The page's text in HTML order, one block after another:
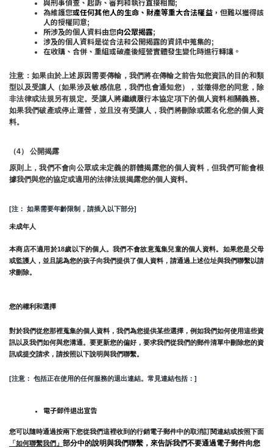
為維護您或任何其他人的生命、財產等重大合法權益，但難以獲得該
人的授權同意;
所涉及的個人資料由您向公眾揭露;
涉及的個人資料是從合法和公開揭露的資訊中蒐集的;
在收購、合併、重組或破產後經營實體發生變化時進行轉讓。
注意：如果由於上述原因需要傳輸，我們將在傳輸之前告知您資訊的目的和類
型以及受讓人（如果涉及敏感信息，我們也會通知您），並徵得您的同意，除
非法律或法規另有規定。受讓人將繼續履行本協定項下的個人資料相關義務。
如果我們破產或停止運營，並且沒有受讓人，我們將刪除或匿名化您的個人資
料。
（4） 公開揭露
原則上，我們不會向公眾或未定義的群體揭露您的個人資料，但我們可能會根
據我們與您的協定或適用的法律法規揭露您的個人資料。
[注： 如果需要年齡限制，請插入以下部分]
未成年人
本商店不適用於18歲以下的個人。我們不會故意蒐集兒童的個人資料。如果您是父母
或監護人，並且認為您的孩子向我們提供了個人資料，請通過上述位址與我們聯繫以請
求刪除。
您的權利和選擇
對於我們從您那裡蒐集的個人資料，我們為您提供某些選擇，例如我們如何使用這些資
訊以及我們如何與您溝通。要更新您的偏好，要求我們從我們的郵件清單中刪除您的資
訊或提交請求，請按照以下說明與我們聯繫。
[注意： 包括正在使用的任何服務的退出連結。常見連結包括：]
電子郵件退出宣告
您可以隨時通過按兩下您從我們這裡收到的行銷電子郵件中的取消訂閱連結或按照下面
「如何聯繫我們」 部分中的說明與我們聯繫，來告訴我們不要通過電子郵件向您